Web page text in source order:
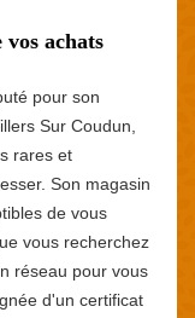
achats
pour son
Sur Coudun,
rares et
Son magasin
de vous
vous recherchez
réseau pour vous
d'un certificat